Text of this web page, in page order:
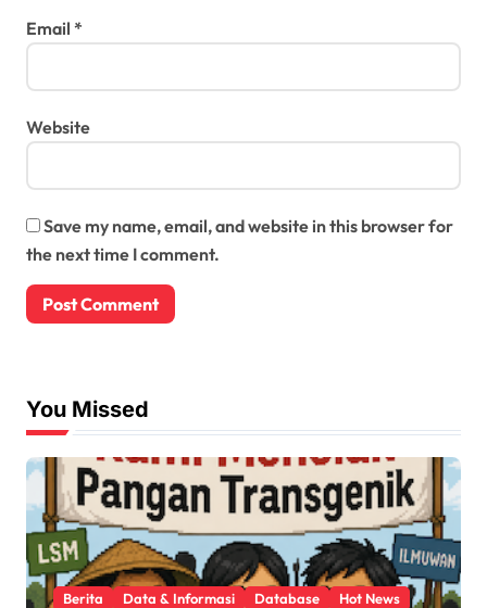
Email *
Website
Save my name, email, and website in this browser for
the next time I comment.
You Missed
Berita Data & Informasi Database
Hot News